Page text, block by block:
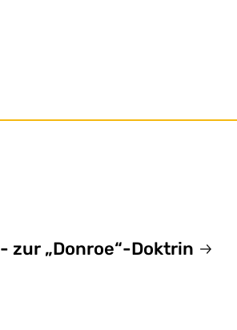
- zur „Donroe“-Doktrin